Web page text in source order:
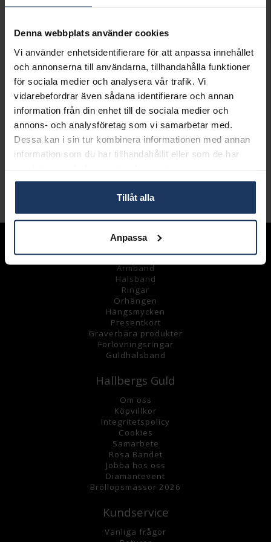
Denna webbplats använder cookies
Vi använder enhetsidentifierare för att anpassa innehållet
och annonserna till användarna, tillhandahålla funktioner
för sociala medier och analysera vår trafik. Vi
vidarebefordrar även sådana identifierare och annan
information från din enhet till de sociala medier och
annons- och analysföretag som vi samarbetar med.
Dessa kan i sin tur kombinera informationen med annan
information som du har tillhandahållit eller som de har
Tillåt alla
Anpassa
Lagervara.
Leveranstid 2-5 arbetsdagar.
Öppet köp i 30 dagar vid onlineköp.
INFO
HÖJD CA (MM)
17
VARUMÄRKE
Hallbergs Guld
MATERIAL
Silver
Andra köpte även
Armband
Halsband
Ringar
Örhängen
Hängsmycken
Presentkort
Graverbara produkter
Förlovningsringar
Guldhalsband
Hallbergs Guld
Om oss
Köpvillkor
Integritetspolicy
Cookies
Samarbete
Rosa Bandet
Jobba hos oss
Diamantevent
Bröllopsmässor 2026
Kundservice
Vanliga frågor